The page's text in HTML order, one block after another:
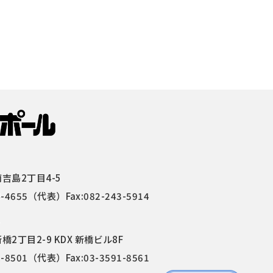
島2丁目4-5
4655 （代表）Fax:082-243-5914
2丁目2-9 KDX 新橋ビル8F
8501 （代表）Fax:03-3591-8561